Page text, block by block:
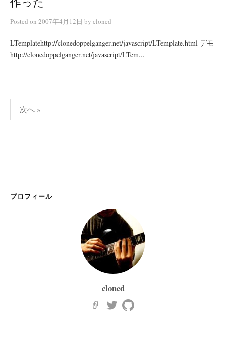
Posted on 2007年4月12日 by cloned
LTemplatehttp://clonedoppelganger.net/javascript/LTemplate.html デモ
http://clonedoppelganger.net/javascript/LTem...
投
稿
送
次へ »
プロフィール
cloned